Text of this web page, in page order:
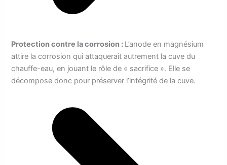
Protection contre la corrosion : L’anode en magnésium
attire la corrosion qui attaquerait autrement la cuve du
chauffe-eau, en jouant le rôle de « sacrifice ». Elle se
décompose donc pour préserver l’intégrité de la cuve.